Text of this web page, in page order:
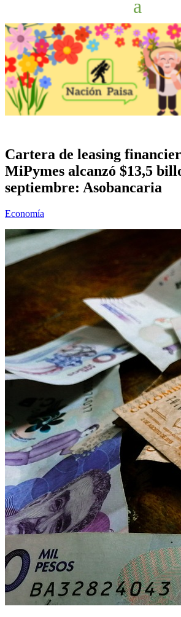
Cartera de leasing
MiPymes alcanzó $13,5
septiembre: Asobancaria
Economía